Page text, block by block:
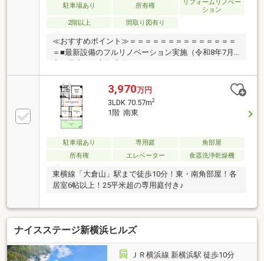
駐車場あり 所有権
リフォームリノベー
ション
2階以上
間取り図有り
≪おすすめポイント≫＝＝＝＝＝＝＝＝＝＝＝＝＝＝
＝■最新設備のフルリノベーション実施（令和8年7月
完了予定）・新規交換：システムキッチン、ユニット
バス、洗面化粧台、トイレ ・全室建具、下駄箱、網
戸・フローリング・タイル・クロス貼替・新規設置：
エアコン・間接照明・ダウンライト・カーテン・給排
水管更新交換・室内ハウスクリーニングなど。。水回
りやクロス・フローリングはもちろん、給排水管まで
一新！ワンタッチでシーン切替ができるライトコント
ローラーを設置♪■2021年に大規模修繕工事実施で管理
体制良好！＝＝＝＝＝＝＝＝＝＝＝＝＝＝＝
3,970万円
3LDK 70.57m2
1階 南東
駐車場あり 専用庭
角部屋
所有権
エレベーター 食器洗浄乾燥機
東横線「大倉山」駅まで徒歩10分！東・南角部屋！各
居室6帖以上！25平米超の専用庭付き♪
ナイスステージ新横浜ヒルズ
ＪＲ横浜線 新横浜駅 徒歩10分